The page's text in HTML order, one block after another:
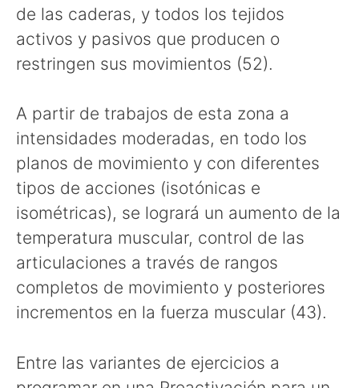
de las caderas, y todos los tejidos
activos y pasivos que producen o
restringen sus movimientos (52).
A partir de trabajos de esta zona a
intensidades moderadas, en todo los
planos de movimiento y con diferentes
tipos de acciones (isotónicas e
isométricas), se logrará un aumento de la
temperatura muscular, control de las
articulaciones a través de rangos
completos de movimiento y posteriores
incrementos en la fuerza muscular (43).
Entre las variantes de ejercicios a